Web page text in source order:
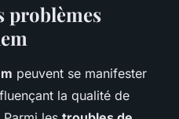
problèmes
peuvent se manifester
la qualité de